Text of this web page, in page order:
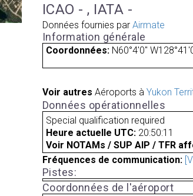
ICAO - , IATA -
Données fournies par Airmate
Information générale
Coordonnées: N60°4'0"
Voir autres Aéroports à Yukon
Données opérationnelles
Special qualification required
Heure actuelle UTC: 20:50:11
Voir NOTAMs / SUP AIP / TFR
Fréquences de communication:
Pistes:
Coordonnées de l'aéroport